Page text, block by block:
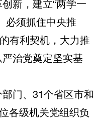
新，建立“两学一
必须抓住中央推
有利契机，大力推
治党奠定坚实基
门、31个省区市和
各级机关党组织负